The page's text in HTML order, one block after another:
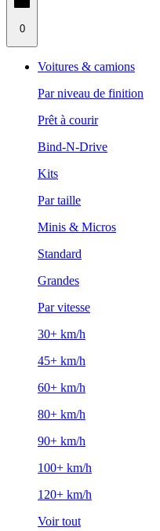
0
Voitures & camions
Par niveau de finition
Prêt à courir
Bind-N-Drive
Kits
Par taille
Minis & Micros
Standard
Grandes
Par vitesse
30+ km/h
45+ km/h
60+ km/h
80+ km/h
90+ km/h
100+ km/h
120+ km/h
Voir tout